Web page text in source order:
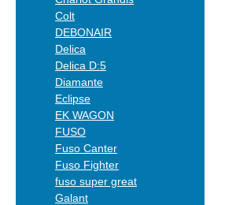
Colt
DEBONAIR
Delica
Delica D:5
Diamante
Eclipse
EK WAGON
FUSO
Fuso Canter
Fuso Fighter
fuso super great
Galant